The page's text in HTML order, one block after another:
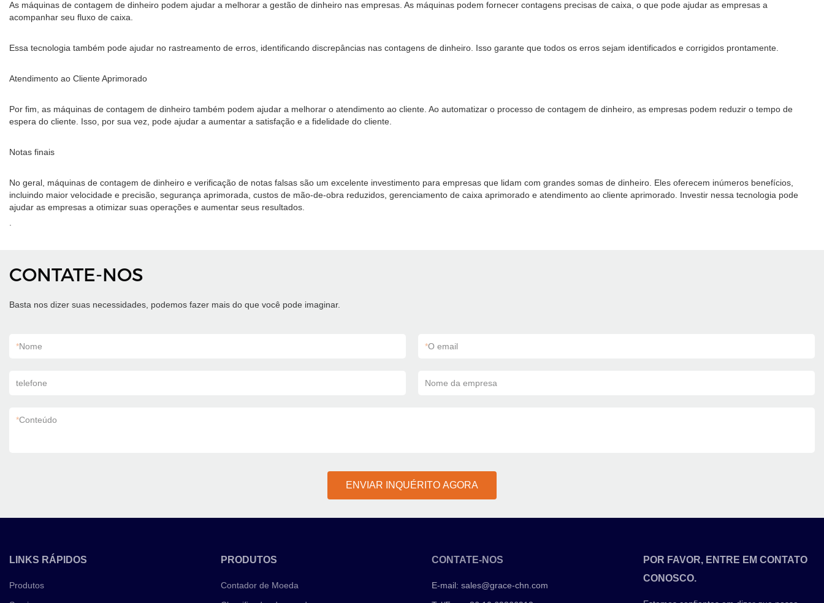
As máquinas de contagem de dinheiro podem ajudar a melhorar a gestão de dinheiro nas empresas. As máquinas podem fornecer contagens precisas de caixa, o que pode ajudar as empresas a
acompanhar seu fluxo de caixa.
Essa tecnologia também pode ajudar no rastreamento de erros, identificando discrepâncias nas contagens de dinheiro. Isso garante que todos os erros sejam identificados e corrigidos prontamente.
Atendimento ao Cliente Aprimorado
Por fim, as máquinas de contagem de dinheiro também podem ajudar a melhorar o atendimento ao cliente. Ao automatizar o processo de contagem de dinheiro, as empresas podem reduzir o tempo de
espera do cliente. Isso, por sua vez, pode ajudar a aumentar a satisfação e a fidelidade do cliente.
Notas finais
No geral, máquinas de contagem de dinheiro e verificação de notas falsas são um excelente investimento para empresas que lidam com grandes somas de dinheiro. Eles oferecem inúmeros benefícios,
incluindo maior velocidade e precisão, segurança aprimorada, custos de mão-de-obra reduzidos, gerenciamento de caixa aprimorado e atendimento ao cliente aprimorado. Investir nessa tecnologia pode
ajudar as empresas a otimizar suas operações e aumentar seus resultados.
CONTATE-NOS
Basta nos dizer suas necessidades, podemos fazer mais do que você pode imaginar.
*Nome *O email
telefone Nome da empresa
*Conteúdo
ENVIAR INQUÉRITO AGORA
LINKS RÁPIDOS
Produtos
PRODUTOS
Contador de Moeda
CONTATE-NOS
E-mail:sales@grace-chn.com
POR FAVOR, ENTRE EM CONTATO
CONOSCO.